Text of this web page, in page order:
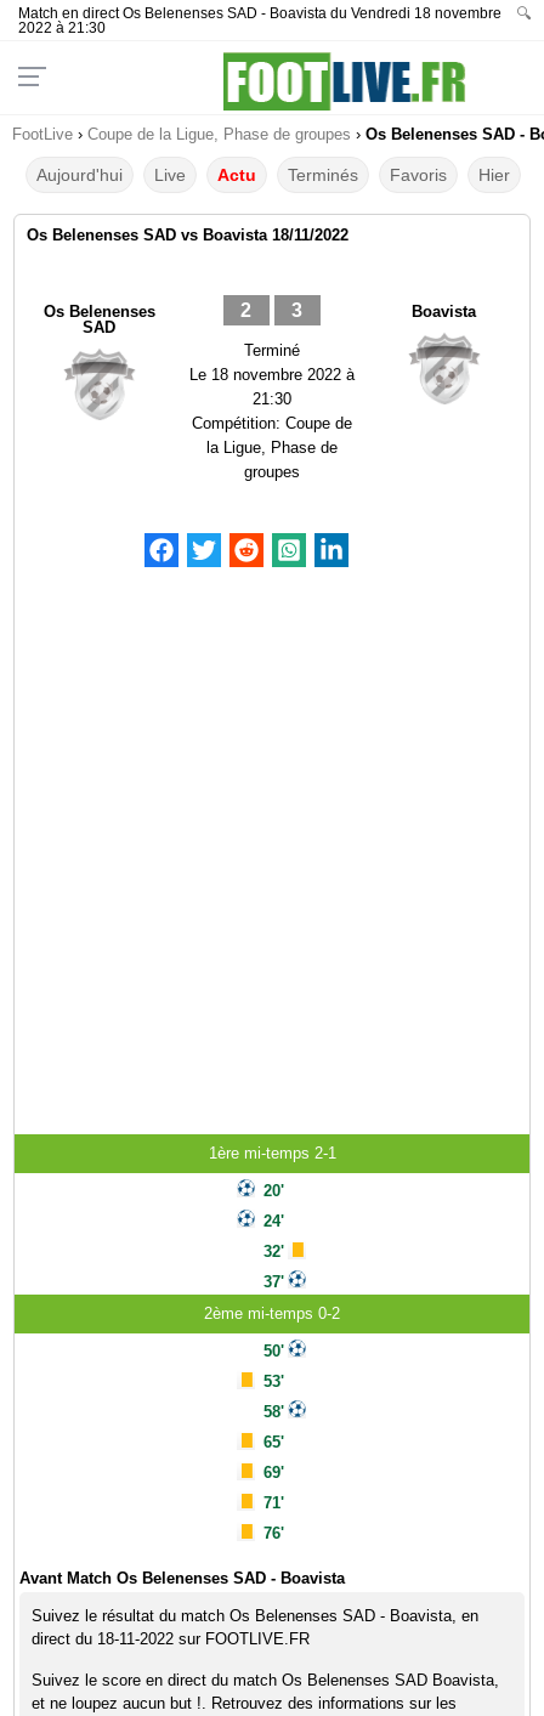
Match en direct Os Belenenses SAD - Boavista du Vendredi 18 novembre
2022 à 21:30
🔍
FootLive › Coupe de la Ligue, Phase de groupes › Os Belenenses SAD -
Aujourd'hui Live Actu Terminés Favoris Hier
Os Belenenses SAD vs Boavista 18/11/2022
Os Belenenses
SAD
2 3
Terminé
Le 18 novembre 2022 à
21:30
Compétition: Coupe de
la Ligue, Phase de
groupes
Boavista
1ère mi-temps 2-1
20'
24'
32'
37'
2ème mi-temps 0-2
50'
53'
58'
65'
69'
71'
76'
Avant Match Os Belenenses SAD - Boavista
Suivez le résultat du match Os Belenenses SAD - Boavista, en
direct du 18-11-2022 sur FOOTLIVE.FR
Suivez le score en direct du match Os Belenenses SAD Boavista,
et ne loupez aucun but !. Retrouvez des informations sur les